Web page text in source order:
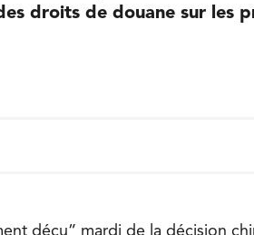
droits de douane sur les
déçu” mardi de la décision